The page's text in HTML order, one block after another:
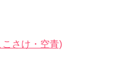
さけ・空青)